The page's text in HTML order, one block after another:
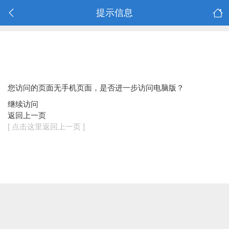
提示信息
您访问的页面无手机页面，是否进一步访问电脑版？
继续访问
返回上一页
[ 点击这里返回上一页 ]